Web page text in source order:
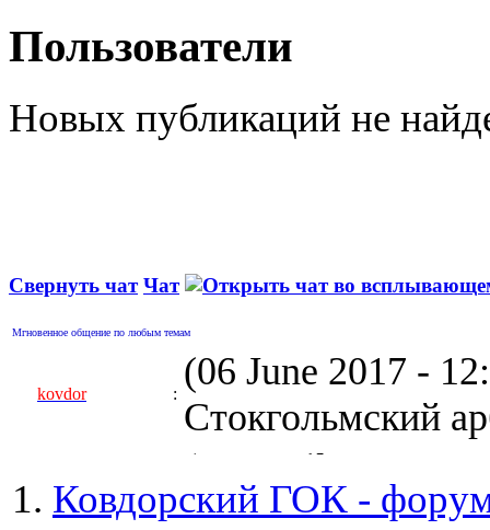
Пользователи
Новых публикаций не
Свернуть чат Чат
Мгновенное общение по любым темам
kovdor :
(06 June 2017 -
Стокгольмский
kovdor
(05 April 2017 -
пустили
Ковдорский ГОК -